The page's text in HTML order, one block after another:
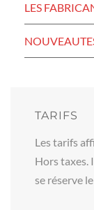
LES
TARIFS
Les tarifs
Hors taxes.
se réserve